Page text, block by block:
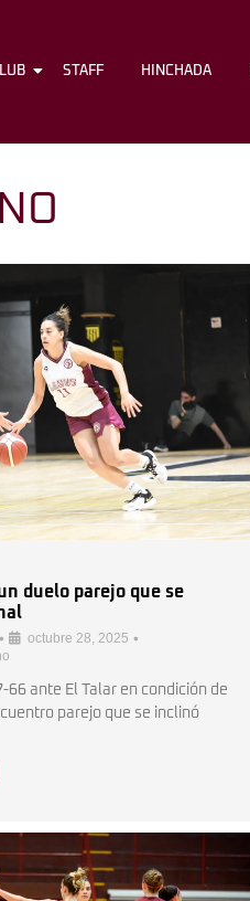
GRANATES CLUB STAFF
STAFF HINCHADA
duelo parejo que se
• octubre 28, 2025 •
66 ante El Talar en condición de
parejo que se inclinó